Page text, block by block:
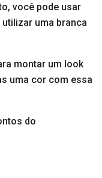
você pode usar
uma branca
montar um look
uma cor com essa
do